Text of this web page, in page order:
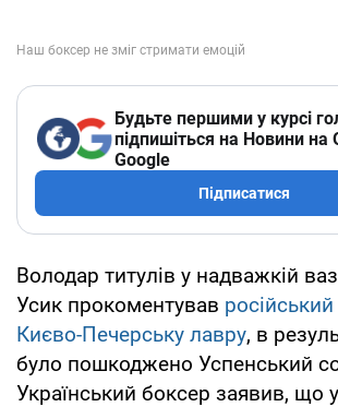
Будьте першими у курсі
підпишіться на Новини на
Google
Підписатися
Володар титулів у надважкій
Усик прокоментував
Києво-Печерську лавру, в
було пошкоджено Успенський
Український боксер заявив, що